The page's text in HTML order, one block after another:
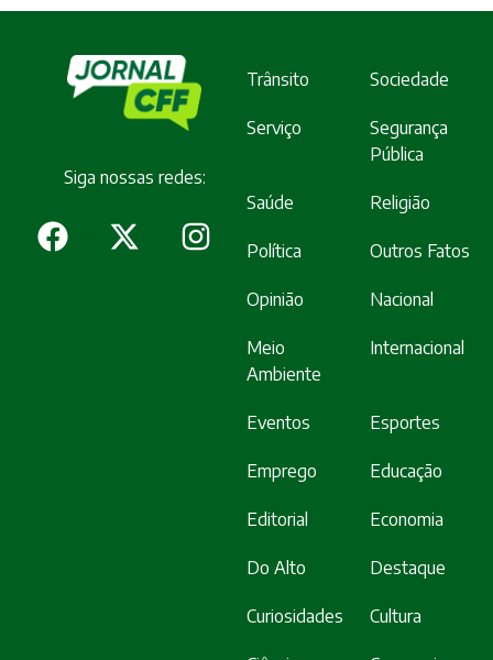
Siga nossas redes:
Trânsito Sociedade
Serviço
Segurança
Pública
Saúde Religião
Política Outros Fatos
Opinião Nacional
Meio
Ambiente
Internacional
Eventos Esportes
Emprego Educação
Editorial Economia
Do Alto Destaque
Curiosidades Cultura